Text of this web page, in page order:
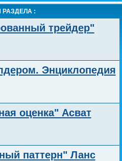
:
трейдер"
Энциклопедия
оценка" Асват
паттерн" Ланс